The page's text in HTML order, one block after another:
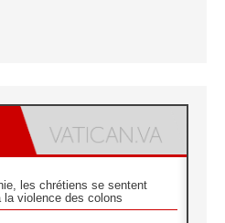
les chrétiens se sentent
la violence des colons